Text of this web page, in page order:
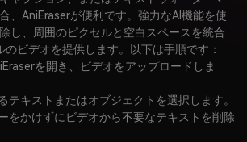
、AniEraserが便利です。強力なAI機能を使
し、周囲のピクセルと空白スペースを統合
のビデオを提供します。以下は手順です：
を開き、ビデオをアップロードしま
テキストまたはオブジェクトを選択します。
をかけずにビデオから不要なテキストを削除